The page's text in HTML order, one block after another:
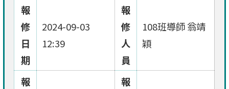
報
修
日
期
2024-09-03
12:39
報
修
人
員
108班導師 翁靖
穎
報
報